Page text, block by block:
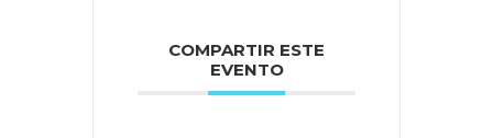
COMPARTIR ESTE
EVENTO